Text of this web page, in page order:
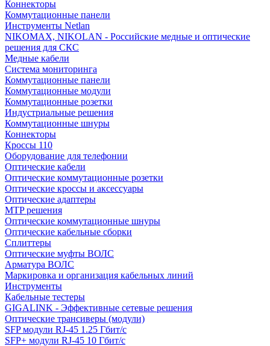
Коннекторы
Коммутационные панели
Инструменты Netlan
NIKOMAX, NIKOLAN - Российские медные и оптические
решения для СКС
Медные кабели
Система мониторинга
Коммутационные панели
Коммутационные модули
Коммутационные розетки
Индустриальные решения
Коммутационные шнуры
Коннекторы
Кроссы 110
Оборудование для телефонии
Оптические кабели
Оптические коммутационные розетки
Оптические кроссы и аксессуары
Оптические адаптеры
MTP решения
Оптические коммутационные шнуры
Оптические кабельные сборки
Сплиттеры
Оптические муфты ВОЛС
Арматура ВОЛС
Маркировка и организация кабельных линий
Инструменты
Кабельные тестеры
GIGALINK - Эффективные сетевые решения
Оптические трансиверы (модули)
SFP модули RJ-45 1.25 Гбит/c
SFP+ модули RJ-45 10 Гбит/c